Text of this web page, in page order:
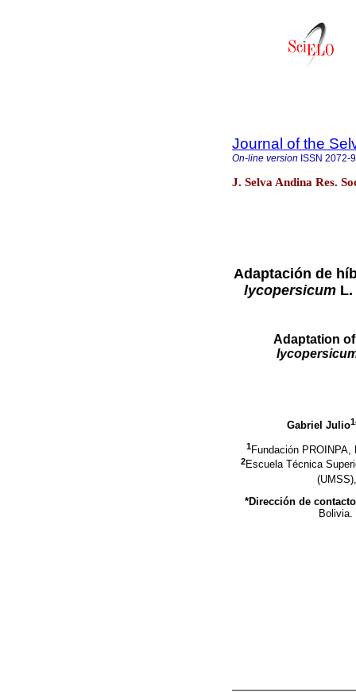
Journal of the
On-line version ISSN 2072-
J. Selva Andina Res.
Adaptación de
lycopersicumL.
Adaptation
Gabriel Julio1
1Fundación
2Escuela Técnica
*Dirección de contacto
Bolivia.